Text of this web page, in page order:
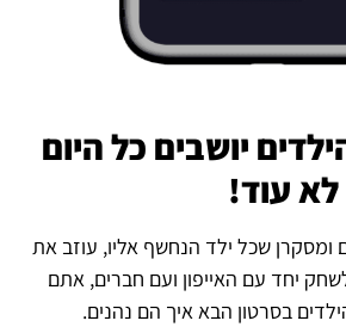
יושבים כל היום
עוד!
ומסקרן שכל ילד הנחשף אליו, עוזב את
יחד עם האייפון ועם חברים, אתם
בסרטון הבא איך הם נהנים.